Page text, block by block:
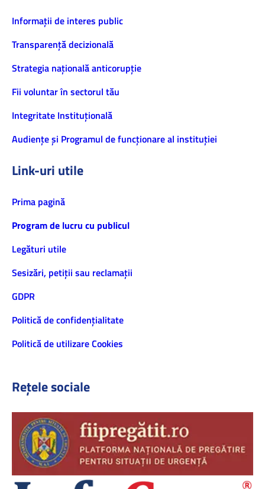
Informaţii de interes public
Transparență decizională
Strategia națională anticorupție
Fii voluntar în sectorul tău
Integritate Instituțională
Audiențe și Programul de funcționare al instituției
Link-uri utile
Prima pagină
Program de lucru cu publicul
Legături utile
Sesizări, petiţii sau reclamații
GDPR
Politică de confidenţialitate
Politică de utilizare Cookies
Rețele sociale